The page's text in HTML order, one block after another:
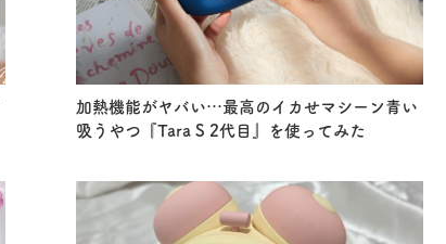
加熱機能がヤバい…最高のイカせマシーン青い
吸うやつ『Tara S 2代目』を使ってみた